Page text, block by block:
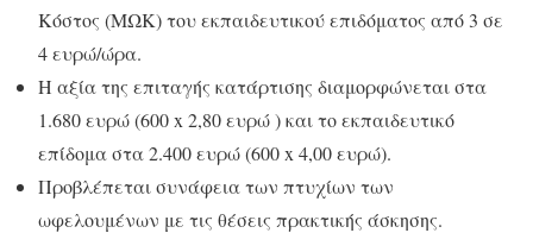
Κόστος (ΜΩΚ) του εκπαιδευτικού επιδόματος από 3 σε
4 ευρώ/ώρα.
Η αξία της επιταγής κατάρτισης διαμορφώνεται στα
1.680 ευρώ (600 x 2,80 ευρώ ) και το εκπαιδευτικό
επίδομα στα 2.400 ευρώ (600 x 4,00 ευρώ).
Προβλέπεται συνάφεια των πτυχίων των
ωφελουμένων με τις θέσεις πρακτικής άσκησης.